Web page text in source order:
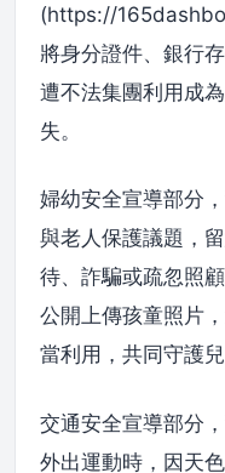
(https://
將身分證件、銀行
遭不法集團利用成
失。
婦幼安全宣導部分
與老人保護議題，
待、詐騙或疏忽照
公開上傳孩童照片
當利用，共同守護
交通安全宣導部分
外出運動時，因天